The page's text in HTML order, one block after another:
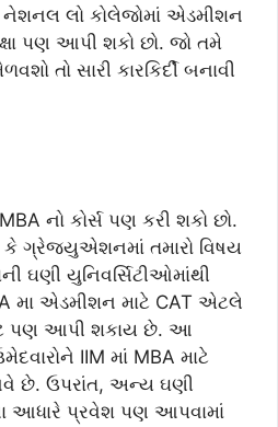
નેશનલ લો કોલેજોમાં એડમીશન
પણ આપી શકો છો. જો તમે
તો સારી કારકિર્દી બનાવી
નો કોર્સ પણ કરી શકો છો.
ગ્રેજ્યુએશનમાં તમારો વિષય
ઘણી યુનિવર્સિટીઓમાંથી
મા એડમીશન માટે CAT એટલે
પણ આપી શકાય છે. આ
IIM માં MBA માટે
છે. ઉપરાંત, અન્ય ઘણી
આધારે પ્રવેશ પણ આપવામાં